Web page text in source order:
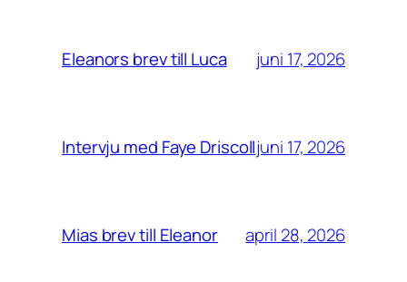
Eleanors brev till Luca juni 17, 2026
Intervju med Faye Driscolljuni 17, 2026
Mias brev till Eleanor april 28, 2026